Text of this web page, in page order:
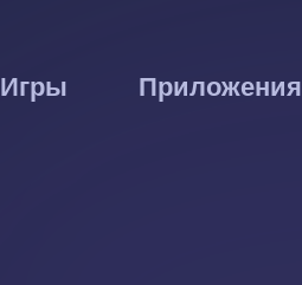
Игры Приложения